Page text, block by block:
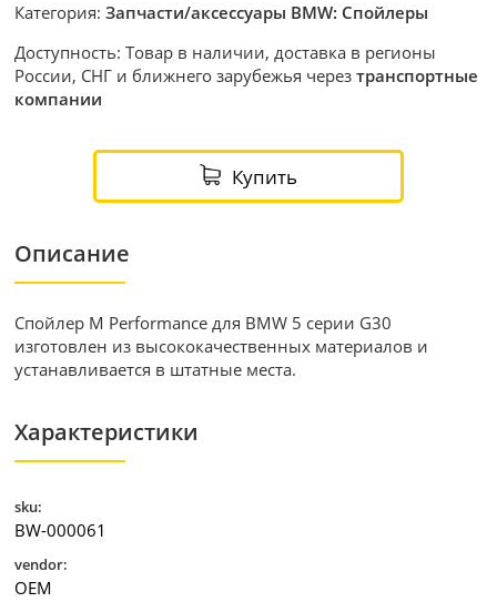
Категория:Запчасти/аксессуары BMW: Спойлеры
Доступность: Товар в наличии, доставка в регионы
России, СНГ и ближнего зарубежья черезтранспортные
компании
Купить
Описание
Спойлер M Performance для BMW 5 серии G30
изготовлен из высококачественных материалов и
устанавливается в штатные места.
Характеристики
sku:
BW-000061
vendor:
OEM